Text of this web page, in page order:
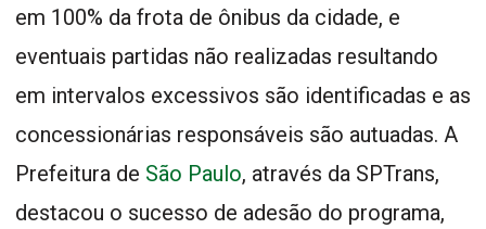
em 100% da frota de ônibus da cidade, e
eventuais partidas não realizadas resultando
em intervalos excessivos são identificadas e as
concessionárias responsáveis são autuadas. A
Prefeitura de São Paulo, através da SPTrans,
destacou o sucesso de adesão do programa,